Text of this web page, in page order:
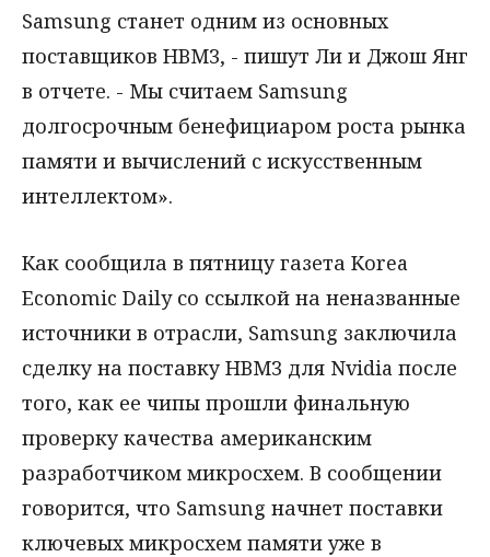
Samsung станет одним из основных
поставщиков HBM3, - пишут Ли и Джош Янг
в отчете. - Мы считаем Samsung
долгосрочным бенефициаром роста рынка
памяти и вычислений с искусственным
интеллектом».
Как сообщила в пятницу газета Korea
Economic Daily со ссылкой на неназванные
источники в отрасли, Samsung заключила
сделку на поставку HBM3 для Nvidia после
того, как ее чипы прошли финальную
проверку качества американским
разработчиком микросхем. В сообщении
говорится, что Samsung начнет поставки
ключевых микросхем памяти уже в